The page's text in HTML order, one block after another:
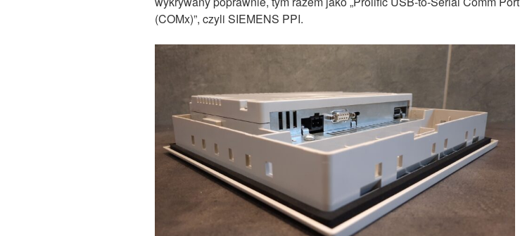
(COMx)”, czyli SIEMENS PPI.